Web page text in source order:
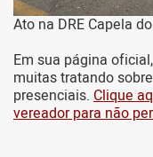
Ato na DRE Capela
Em sua página
muitas tratando
presenciais. Clique
vereador para não